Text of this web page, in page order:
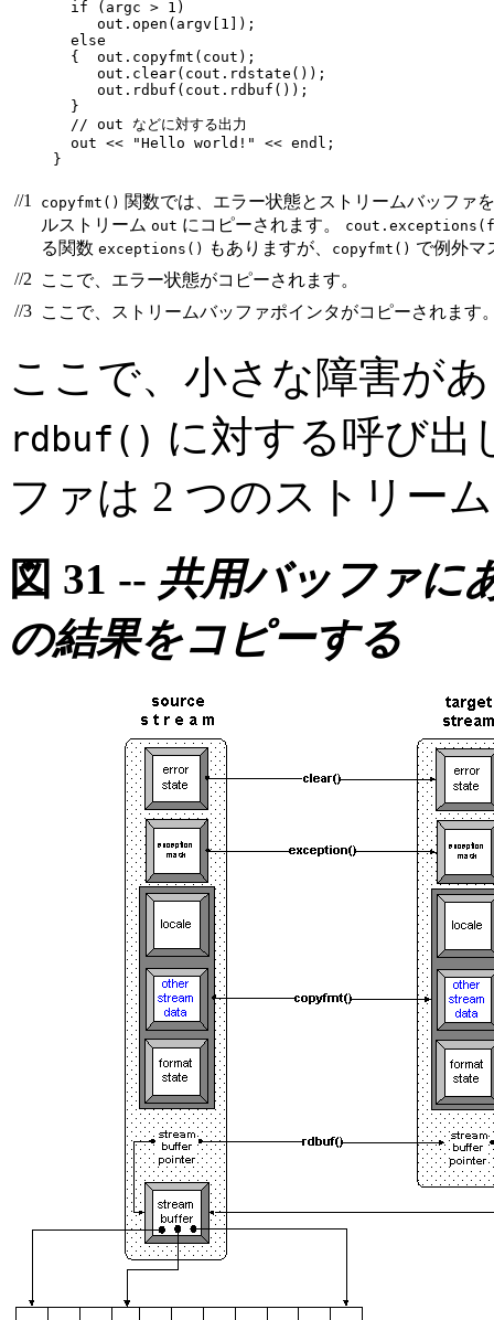
  if (argc > 1)
     out.open(argv[1]);
  else
{  out.copyfmt(cout);
out.clear(cout.rdstate());
out.rdbuf(cout.rdbuf());
  }
  // out などに対する出力
  out << "Hello world!" << endl;
}
//1 copyfmt() 関数では、エラー状態とストリームバッファ
ルストリーム out にコピーされます。
る関数 exceptions() もありますが、 copyfmt() で例外マ
//2
ここで、エラー状態がコピーされます。
//3 ここで、ストリームバッファポインタがコピーされます
ここで、小さな障害が
rdbuf() に対する呼び出
ファは 2 つのストリー
図 31 -- 共用バッファに
の結果をコピーする